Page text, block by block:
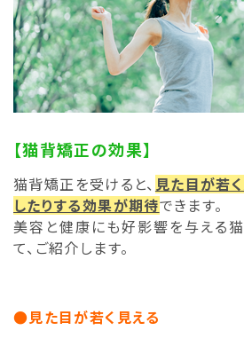
【猫背矯正の効果】
猫背矯正を受けると、 見た目が若
したりする効果が期待できます。
美容と健康にも好影響を与える
て、ご紹介します。
●見た目が若く見える